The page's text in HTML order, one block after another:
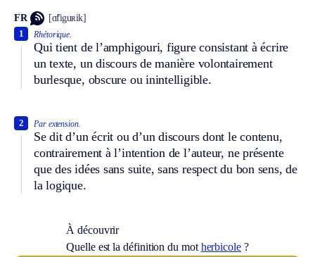
FR [ɑ̃figuʀik]
Rhétorique.
Qui tient de l’amphigouri, figure consistant à écrire
un texte, un discours de manière volontairement
burlesque, obscure ou inintelligible.
1
Par extension.
Se dit d’un écrit ou d’un discours dont le contenu,
contrairement à l’intention de l’auteur, ne présente
que des idées sans suite, sans respect du bon sens, de
la logique.
2
À découvrir
Quelle est la définition du mot herbicole?